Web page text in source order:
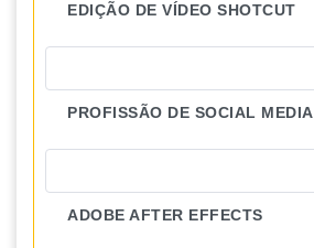
EDIÇÃO DE VÍDEO SHOTCUT
PROFISSÃO DE SOCIAL MEDIA
ADOBE AFTER EFFECTS